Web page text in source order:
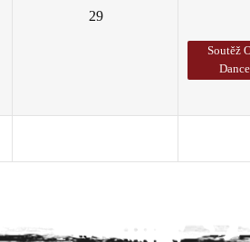
29
Soutěž